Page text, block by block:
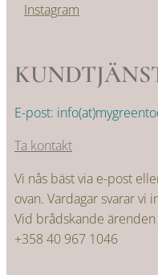
Instagram
E-post:
Ta kontakt
Vi nås bäst via e-post
ovan. Vardagar svarar vi
Vid brådskande
+358 40 967 1046